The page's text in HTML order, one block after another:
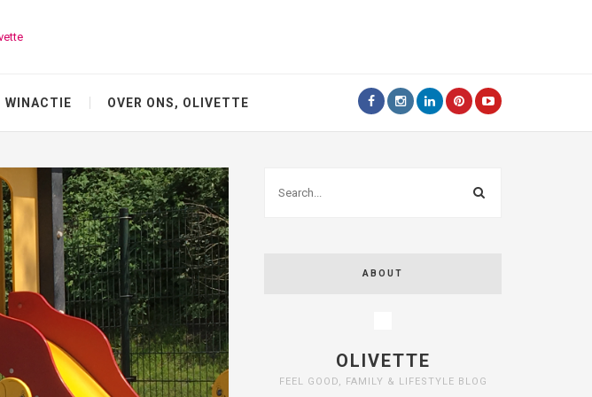
WINACTIE OVER ONS, OLIVETTE
ABOUT
OLIVETTE
FEEL GOOD, FAMILY & LIFESTYLE BLOG